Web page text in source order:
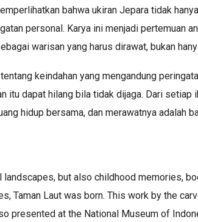
bahwa ukiran Jepara tidak
personal. Karya ini menjadi pertemuan
warisan yang harus dirawat, bukan
keindahan yang mengandung
itu dapat hilang bila tidak dijaga. Dari setiap
hidup bersama, dan merawatnya adalah
but also childhood memories,
Taman Laut was born. This work by the
presented at the National Museum of